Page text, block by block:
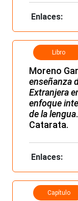
Enlaces:
Libro
Moreno
enseñanza
Extranjera
enfoque
de la lengua
Catarata.
Enlaces:
Capítulo